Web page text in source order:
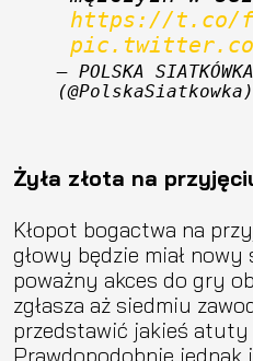
https://t.co/
— POLSKA SIATKÓWKA
Żyła złota na
Kłopot bogactwa na
głowy będzie miał
poważny akces do gry
zgłasza aż siedmiu
przedstawić jakieś atuty
Prawdopodobnie jednak